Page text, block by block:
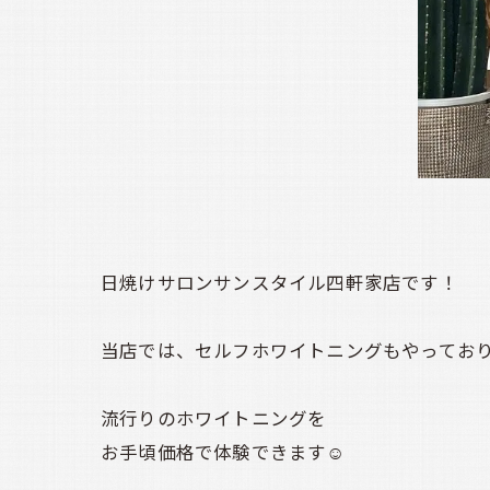
日焼けサロンサンスタイル四軒家店です！
当店では、セルフホワイトニングもやってお
流行りのホワイトニングを
お手頃価格で体験できます☺️